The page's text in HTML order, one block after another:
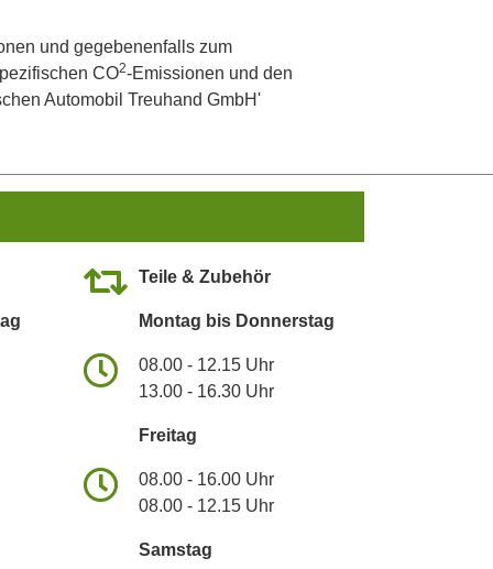
und gegebenenfalls zum
CO2-Emissionen und den
Automobil Treuhand GmbH'
Teile & Zubehör
Montag bis Donnerstag
08.00 - 12.15 Uhr
13.00 - 16.30 Uhr
Freitag
08.00 - 16.00 Uhr
08.00 - 12.15 Uhr
Samstag